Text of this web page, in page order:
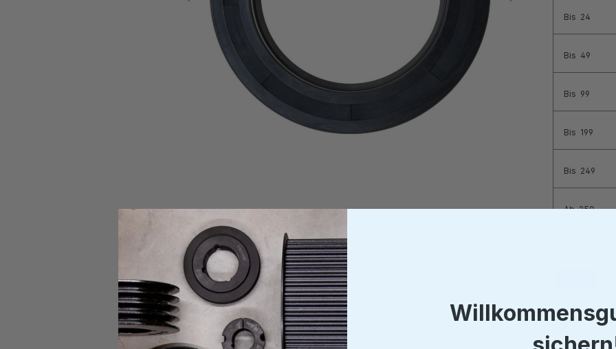
Bis 24
Bis 49
Bis 99
Bis 199
Bis 249
Ab 250
Alle Preise